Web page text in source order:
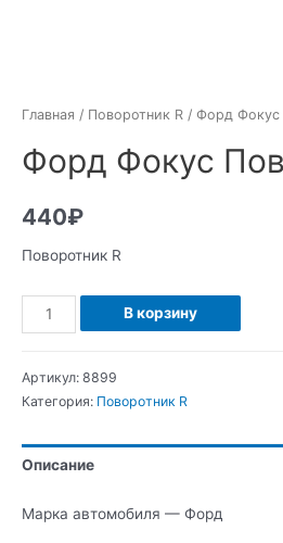
Главная / Поворотник R / Форд Фокус
Форд Фокус
440₽
Поворотник R
Количество
Форд
Поворотник
В корзину
Артикул: 8899
Категория: Поворотник R
Описание
Марка автомобиля — Форд